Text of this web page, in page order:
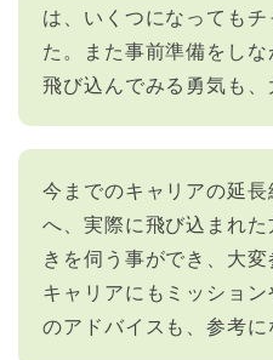
は、いくつになっても
た。また事前準備をし
飛び込んでみる勇気も
今までのキャリアの延
へ、実際に飛び込まれ
きを伺う事ができ、大
キャリアにもミッショ
のアドバイスも、参考に